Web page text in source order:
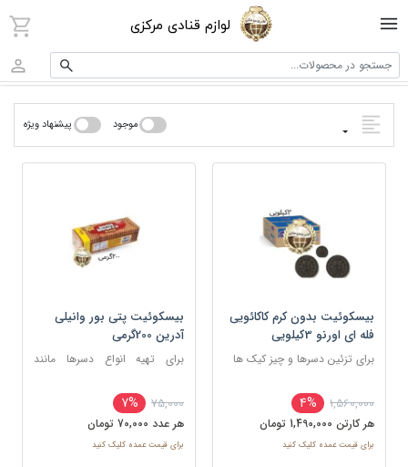
لوازم قنادی مرکزی
جستجو در محصولات...
موجود پیشنهاد ویژه
بیسکوئیت بدون کرم کاکائویی
فله ای اورنو 3کیلویی
برای تزئین دسرها و چیز کیک‌ ها
1,560,000
4%
هر کارتن 1,490,000 تومان
برای قیمت عمده کلیک کنید
بیسکوئیت پتی بور وانیلی
آدرین 200گرمی
برای تهیه انواع دسرها مانند
یخچالی
75,000
7%
هر عدد 70,000 تومان
برای قیمت عمده کلیک کنید